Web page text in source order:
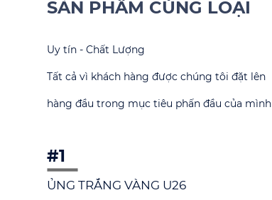
SẢN PHẨM CÙNG LOẠI
Uy tín - Chất Lượng
Tất cả vì khách hàng được chúng tôi đặt lên
hàng đầu trong mục tiêu phấn đầu của mình
#1
ỦNG TRẮNG VÀNG U26